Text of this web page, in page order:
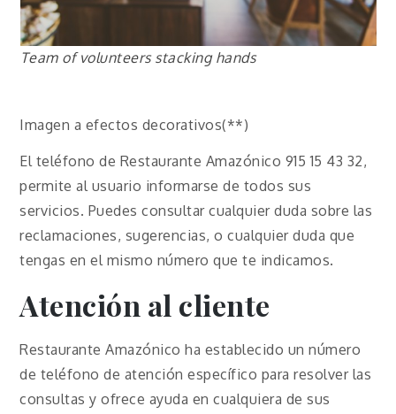
Team of volunteers stacking hands
Imagen a efectos decorativos(**)
El teléfono de Restaurante Amazónico 915 15 43 32,
permite al usuario informarse de todos sus
servicios. Puedes consultar cualquier duda sobre las
reclamaciones, sugerencias, o cualquier duda que
tengas en el mismo número que te indicamos.
Atención al cliente
Restaurante Amazónico ha establecido un número
de teléfono de atención específico para resolver las
consultas y ofrece ayuda en cualquiera de sus